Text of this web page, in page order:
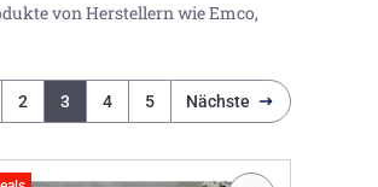
von Herstellern wie Emco,
in einer bestimmten Breite?
2 3 4 5 Nächste